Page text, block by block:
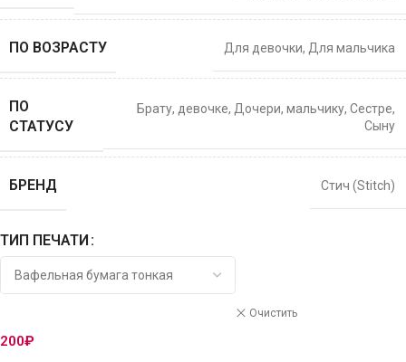
ПО ВОЗРАСТУ Для девочки, Для мальчика
ПО
СТАТУСУ
Брату, девочке, Дочери, мальчику, Сестре,
Сыну
БРЕНД Стич (Stitch)
ТИП ПЕЧАТИ
Очистить
200₽